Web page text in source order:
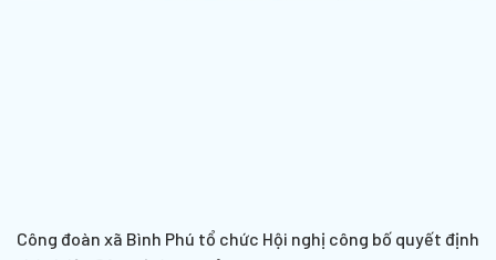
Công đoàn xã Bình Phú tổ chức Hội nghị công bố quyết định